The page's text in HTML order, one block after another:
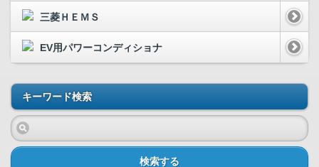
三菱ＨＥＭＳ
EV用パワーコンディショナ
キーワード検索
検索する